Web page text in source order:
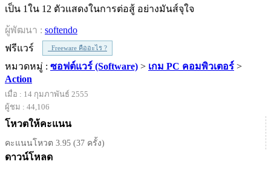
เป็น 1ใน 12 ตัวแสดงในการต่อสู้ อย่างมันส์จุใจ
ผู้พัฒนา : softendo
ฟรีแวร์
Freeware คืออะไร ?
หมวดหมู่ : ซอฟต์แวร์ (Software) > เกม PC คอมพิวเตอร์ >
Action
เมื่อ : 14 กุมภาพันธ์ 2555
ผู้ชม : 44,106
โหวตให้คะแนน
คะแนนโหวต 3.95 (37 ครั้ง)
ดาวน์โหลด